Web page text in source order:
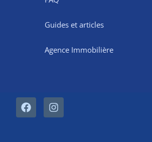
Guides et articles
Agence Immobilière